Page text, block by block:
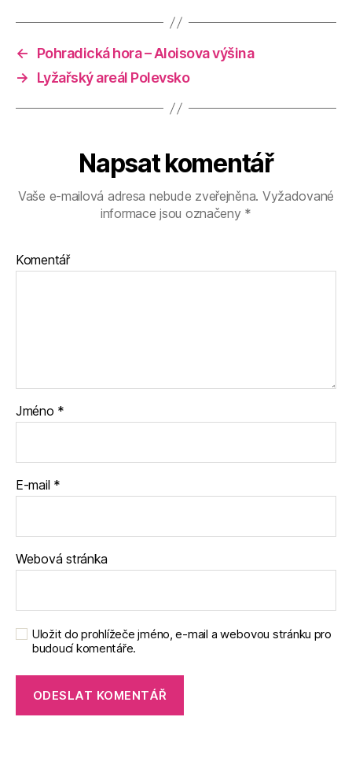
←
Pohradická hora – Aloisova výšina
→
Lyžařský areál Polevsko
Napsat komentář
Vaše e-mailová adresa nebude zveřejněna. Vyžadované
informace jsou označeny *
Komentář
Jméno *
E-mail *
Webová stránka
Uložit do prohlížeče jméno, e-mail a webovou stránku pro
budoucí komentáře.